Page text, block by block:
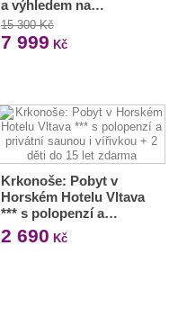
a výhledem na…
15 300 Kč
7 999 Kč
Krkonoše: Pobyt v
Horském Hotelu Vltava
*** s polopenzí a…
2 690 Kč